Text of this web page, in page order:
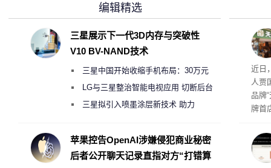
肉
近日
人贾
品牌
牌首
者
与西
编辑精选
三星展示下一代3D内存与突破性
V10 BV-NAND技术
三星中国开始收缩手机布局：30万元
月销售额不达标门店 将被逐步清退
LG与三星整治智能电视应用 切断后台
偷偷共享带宽的违规行为
三星拟引入喷墨涂层新技术 助力
度
苹果控告OpenAI涉嫌侵犯商业秘密
后者公开聊天记录直指对方“打错算